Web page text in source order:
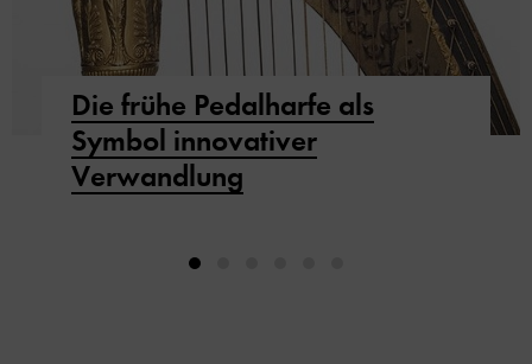
Die frühe Pedalharfe als
Symbol innovativer
Verwandlung